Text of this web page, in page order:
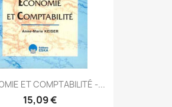
ET COMPTABILITÉ -...
15,09 €